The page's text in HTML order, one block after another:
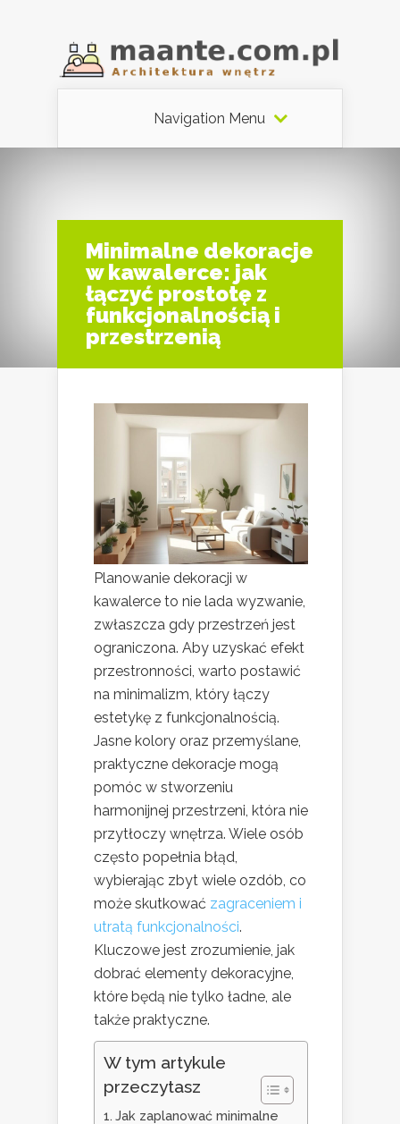
Navigation Menu
Minimalne dekoracje
w kawalerce: jak
łączyć prostotę z
funkcjonalnością i
przestrzenią
Planowanie dekoracji w
kawalerce to nie lada wyzwanie,
zwłaszcza gdy przestrzeń jest
ograniczona. Aby uzyskać efekt
przestronności, warto postawić
na minimalizm, który łączy
estetykę z funkcjonalnością.
Jasne kolory oraz przemyślane,
praktyczne dekoracje mogą
pomóc w stworzeniu
harmonijnej przestrzeni, która nie
przytłoczy wnętrza. Wiele osób
często popełnia błąd,
wybierając zbyt wiele ozdób, co
może skutkować zagraceniem i
utratą funkcjonalności.
Kluczowe jest zrozumienie, jak
dobrać elementy dekoracyjne,
które będą nie tylko ładne, ale
także praktyczne.
W tym artykule
przeczytasz
Jak zaplanować minimalne